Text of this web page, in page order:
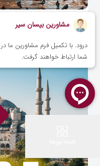
ازمیر - ایران ایرتور